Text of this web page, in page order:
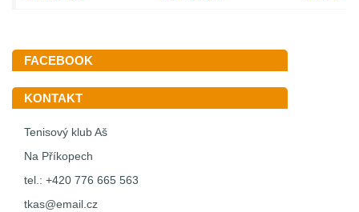
FACEBOOK
KONTAKT
Tenisový klub Aš
Na Příkopech
tel.: +420 776 665 563
tkas@email.cz